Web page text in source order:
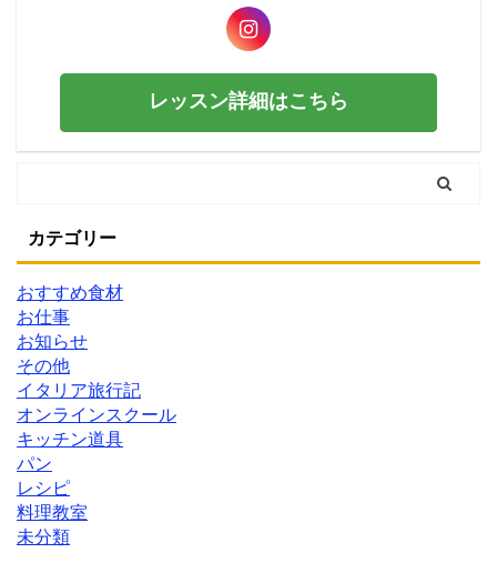
レッスン詳細はこちら
カテゴリー
おすすめ食材
お仕事
お知らせ
その他
イタリア旅行記
オンラインスクール
キッチン道具
パン
レシピ
料理教室
未分類